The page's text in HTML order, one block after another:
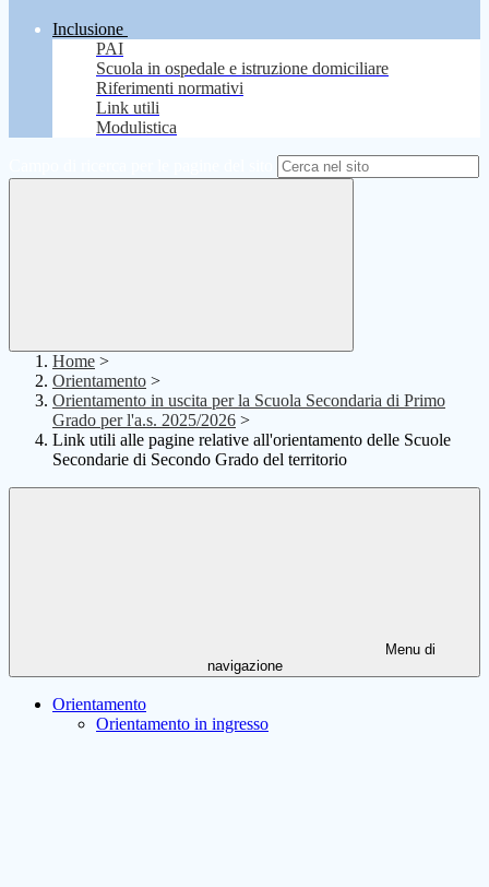
Inclusione
PAI
Scuola in ospedale e istruzione domiciliare
Riferimenti normativi
Link utili
Modulistica
Home >
Orientamento >
Orientamento in uscita per la Scuola Secondaria di Primo
Grado per l'a.s. 2025/2026 >
Link utili alle pagine relative all'orientamento delle Scuole
Secondarie di Secondo Grado del territorio
Menu di
navigazione
Orientamento
Orientamento in ingresso